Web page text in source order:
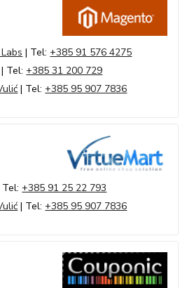
| Tel:+385 91 576 4275
| Tel:+385 31 200 729
| Tel:+385 95 907 7836
+385 91 25 22 793
| Tel:+385 95 907 7836